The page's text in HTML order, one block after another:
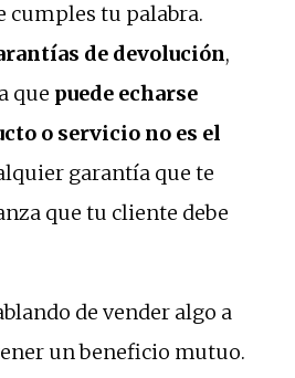
cumples tu palabra.
de devolución,
que puede echarse
o servicio no es el
garantía que te
que tu cliente debe
de vender algo a
un beneficio mutuo.